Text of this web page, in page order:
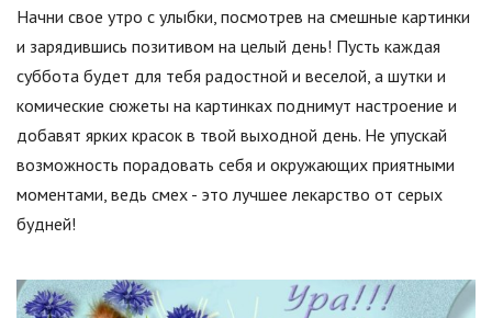
Начни свое утро с улыбки, посмотрев на смешные картинки
и зарядившись позитивом на целый день! Пусть каждая
суббота будет для тебя радостной и веселой, а шутки и
комические сюжеты на картинках поднимут настроение и
добавят ярких красок в твой выходной день. Не упускай
возможность порадовать себя и окружающих приятными
моментами, ведь смех - это лучшее лекарство от серых
будней!